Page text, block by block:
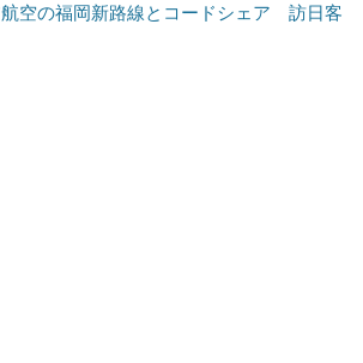
空の福岡新路線とコードシェア 訪日客